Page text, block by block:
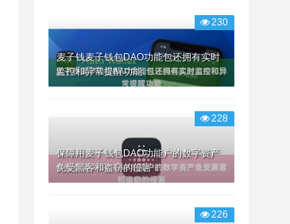
230
麦子钱麦子钱包DAO功能包还拥有实时
监控和异常提醒功能
228
保障用麦子钱包DAO功能户的数字资产
免受黑客和盗窃的侵害
226